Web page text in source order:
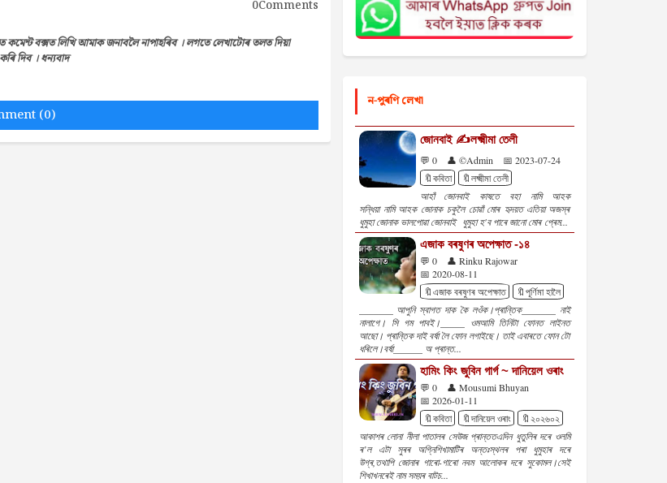
0Comments
বক্সত লিখি আমাক জনাবলৈ নাপাহৰিব । লগতে লেখাটোৰ তলত দিয়া
দিব । ধন্যবাদ
(0)
ন-পুৰণি লেখা
জোনবাই ✍️লক্ষ্মীমা তেলী
💬 0 👤 ©Admin
📅 2023-07-24
🔖কবিতা
🔖লক্ষ্মীমা তেলী
আহাঁ জোনবাই কাষতে বহা নামি আহক
সন্ধিয়া নামি আহক জোনাক চকুলৈ চোৱাঁ মোৰ হৃদয়ত এতিয়া অজস্ৰ
ধুমুহা জোনাক ভালপোৱা জোনবাই ধুমুহা হ'ব পাৰে জানো মোৰ প্ৰেম...
এজাক বৰষুণৰ অপেক্ষাত -১৪
💬 0
👤 Rinku Rajowar
📅 2020-08-11
🔖এজাক বৰষুণৰ অপেক্ষাত
🔖পূৰ্ণিমা হালৈ
_______ আপুনি স্বাগত দাক কৈ লওঁক।প্ৰান্তিক_______ নাই
নালাগে। সি গম পাবই।_____ ওমআমি তিনিটা ফোনত লাইনত
আছো। প্ৰান্তিক দাই বৰ্ষা লৈ ফোন লগাইছে। তাই এবাৰতে ফোন টো
ধৰিলে।বৰ্ষা______ অ প্ৰান্ত...
হামিং কিং জুবিন গাৰ্গ ~ দানিয়েল ওৰাং
💬 0
👤 Mousumi Bhuyan
📅 2026-01-11
🔖কবিতা
🔖দানিয়েল ওৰাং
🔖২০২৬০২
আকাশৰ লোনা নীলা পাতালৰ সেউজ প্ৰান্ততএদিন ধুতুলিৰ দৰে ওলমি
ৰ’ল এটা সুৰৰ অগ্নিশিখামাটিৰ অন্তঃস্থলৰ পৰা ধুমুহাৰ দৰে
উগ্ৰ,তথাপি জোনাৰ গাৰো-গাৰো নবম আলোকৰ দৰে সুকোমল।সেই
শিখাখনৰেই নাম সময়ৰ বাটচ...